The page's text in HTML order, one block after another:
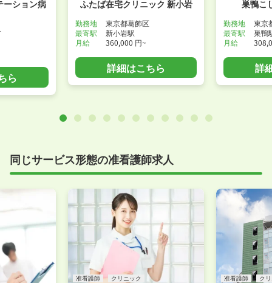
ーション病
ら
ふたば在宅クリニック 新小岩
勤務地
東京都葛飾区
最寄駅
新小岩駅
月給
360,000 円~
詳細はこちら
巣鴨こ
勤務地
東京
最寄駅
巣鴨
月給
詳
同じサービス形態の准看護師求人
准看護師 クリニック 准看護師 ク